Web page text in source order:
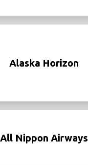
Alaska Horizon
All Nippon Airways